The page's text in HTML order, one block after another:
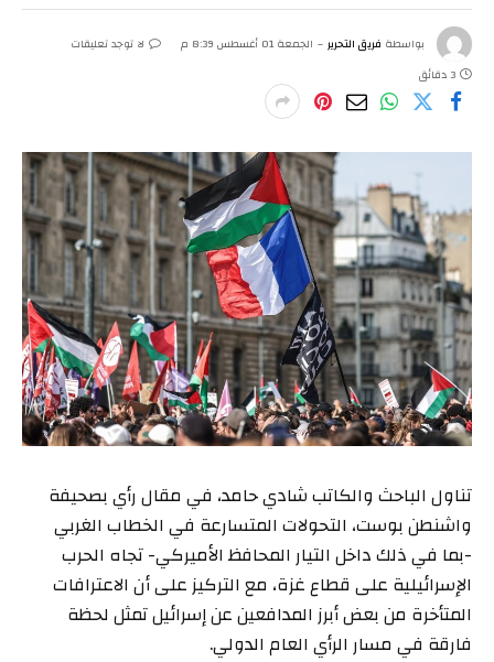
بواسطة فريق التحرير الجمعة 01 أغسطس 8:39 م
لا توجد تعليقات
3 دقائق
تناول الباحث والكاتب شادي حامد، في مقال رأي بصحيفة
واشنطن بوست، التحولات المتسارعة في الخطاب الغربي
-بما في ذلك داخل التيار المحافظ الأميركي- تجاه الحرب
الإسرائيلية على قطاع غزة، مع التركيز على أن الاعترافات
المتأخرة من بعض أبرز المدافعين عن إسرائيل تمثل لحظة
فارقة في مسار الرأي العام الدولي.